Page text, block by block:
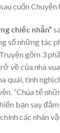
cuốn Chuyện
chiếc nhẫn”
số những tác
gồm 3
về của nhà
quái, tinh
“Chúa tể
bạn say
các nhân